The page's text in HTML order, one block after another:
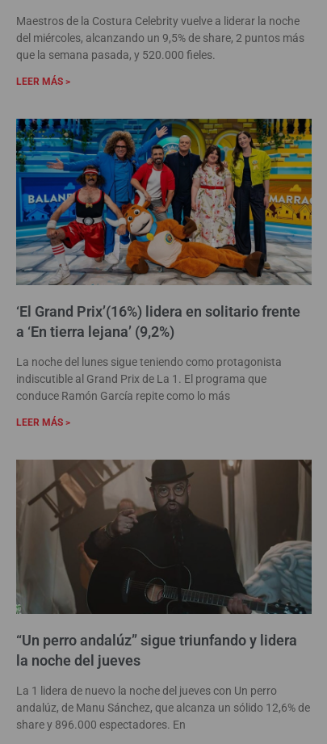
Maestros de la Costura Celebrity vuelve a liderar la noche
del miércoles, alcanzando un 9,5% de share, 2 puntos más
que la semana pasada, y 520.000 fieles.
LEER MÁS >
‘El Grand Prix’(16%) lidera en solitario frente
a ‘En tierra lejana’ (9,2%)
La noche del lunes sigue teniendo como protagonista
indiscutible al Grand Prix de La 1. El programa que
conduce Ramón García repite como lo más
LEER MÁS >
“Un perro andalúz” sigue triunfando y lidera
la noche del jueves
La 1 lidera de nuevo la noche del jueves con Un perro
andalúz, de Manu Sánchez, que alcanza un sólido 12,6% de
share y 896.000 espectadores. En